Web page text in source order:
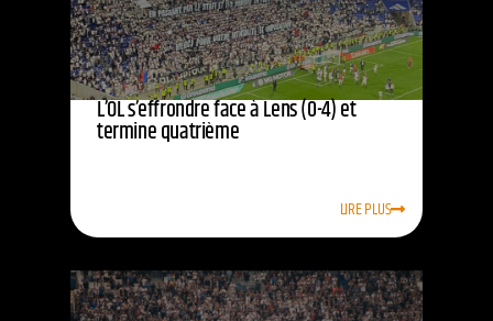
L’OL s’effrondre face à Lens (0-4) et
termine quatrième
LIRE PLUS